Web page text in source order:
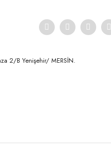
ㅤㅤㅤㅤㅤㅤㅤㅤㅤㅤㅤㅤㅤㅤㅤㅤㅤㅤㅤ ㅤㅤㅤㅤㅤㅤㅤㅤㅤㅤ